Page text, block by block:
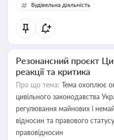
Будівельна діяльність
Резонансний проєкт
реакції та критика
Про що тема: Тема охоплює
цивільного законодавства
регулювання майнових і
відносин та правового
правовідносин